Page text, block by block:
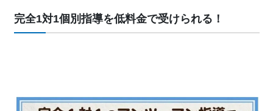
完全1対1個別指導を低料金で受けられる！